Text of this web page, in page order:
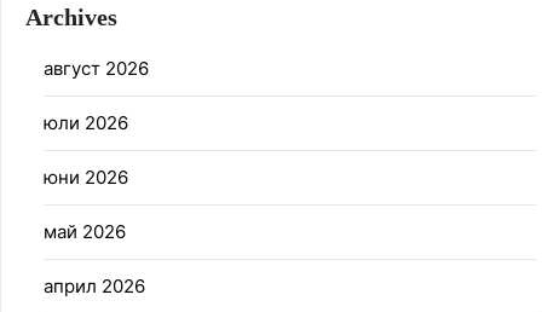
Archives
август 2026
юли 2026
юни 2026
май 2026
април 2026